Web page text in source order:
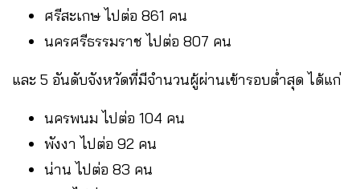
ศรีสะเกษ ไปต่อ 861 คน
นครศรีธรรมราช ไปต่อ 807 คน
และ 5 อันดับจังหวัดที่มีจำนวนผู้ผ่านเข้ารอบต่ำสุด ได้แก่
นครพนม ไปต่อ 104 คน
พังงา ไปต่อ 92 คน
น่าน ไปต่อ 83 คน